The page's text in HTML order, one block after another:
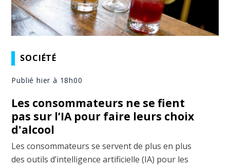
SOCIÉTÉ
Publié hier à 18h00
Les consommateurs ne se fient
pas sur l’IA pour faire leurs choix
d'alcool
Les consommateurs se servent de plus en plus
des outils d’intelligence artificielle (IA) pour les